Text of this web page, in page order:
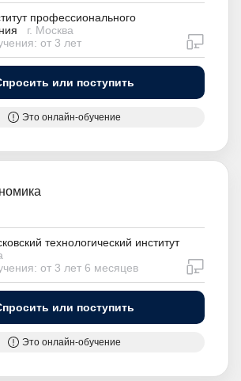
профессионального
г. Москва
от 3 лет
или поступить
Это онлайн-обучение
технологический институт
от 3 лет 6 месяцев
или поступить
Это онлайн-обучение